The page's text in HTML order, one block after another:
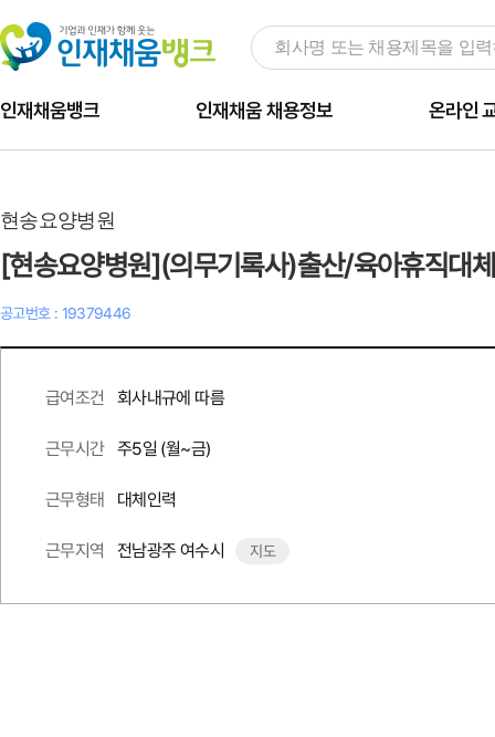
인재채움뱅크 인재채움 채용정보 온라인
현송요양병원
[현송요양병원](의무기록사)출산/육아휴직대
공고번호 : 19379446
급여조건 회사내규에 따름
근무시간 주5일 (월~금)
근무형태 대체인력
근무지역 전남광주 여수시 지도